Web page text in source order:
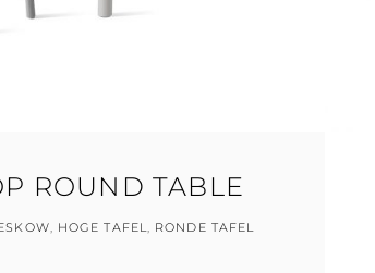
ROUND TABLE
, HOGE TAFEL, RONDE TAFEL